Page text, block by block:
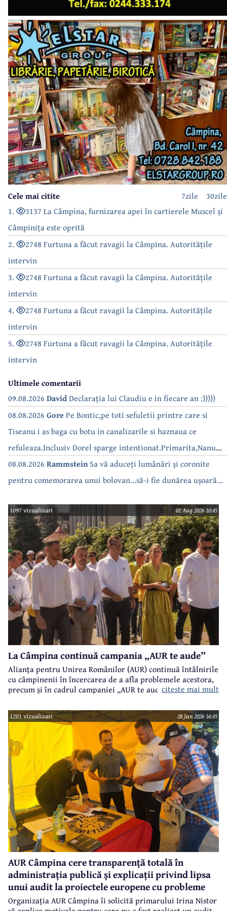
30zile
7zile
Cele mai citite
1.
3137 La Câmpina, furnizarea apei în cartierele Muscel și
Câmpinița este oprită
2.
2748 Furtuna a făcut ravagii la Câmpina. Autoritățile
intervin
3.
2748 Furtuna a făcut ravagii la Câmpina. Autoritățile
intervin
4.
2748 Furtuna a făcut ravagii la Câmpina. Autoritățile
intervin
5.
2748 Furtuna a făcut ravagii la Câmpina. Autoritățile
intervin
Ultimele comentarii
09.08.2026 DavidDeclarația lui Claudiu e in fiecare an :)))))
08.08.2026 GorePe Bontic,pe toti sefuletii printre care si
Tiseanu i as baga cu botu in canalizarile si haznaua ce
refuleaza.Inclusiv Dorel sparge intentionat.Primarita,Nanu
bea apa de la robinet.Asta as intreba o si pe Izabel Mitrea
08.08.2026 RammsteinSa vă aduceți lumânări și coronite
pentru comemorarea unui bolovan...să-i fie dunărea ușoară...
1097 vizualizari 02 Aug 2026 10:45
La Câmpina continuă campania „AUR te aude”
Alianța pentru Unirea Românilor (AUR) continuă întâlnirile
cu câmpinenii în încercarea de a afla problemele acestora,
precum și în cadrul campaniei „AUR te aude”.citeste mai mult
1201 vizualizari 28 Jun 2026 16:45
AUR Câmpina cere transparență totală în
administrația publică și explicații privind lipsa
unui audit la proiectele europene cu probleme
Organizația AUR Câmpina îi solicită primarului Irina Nistor